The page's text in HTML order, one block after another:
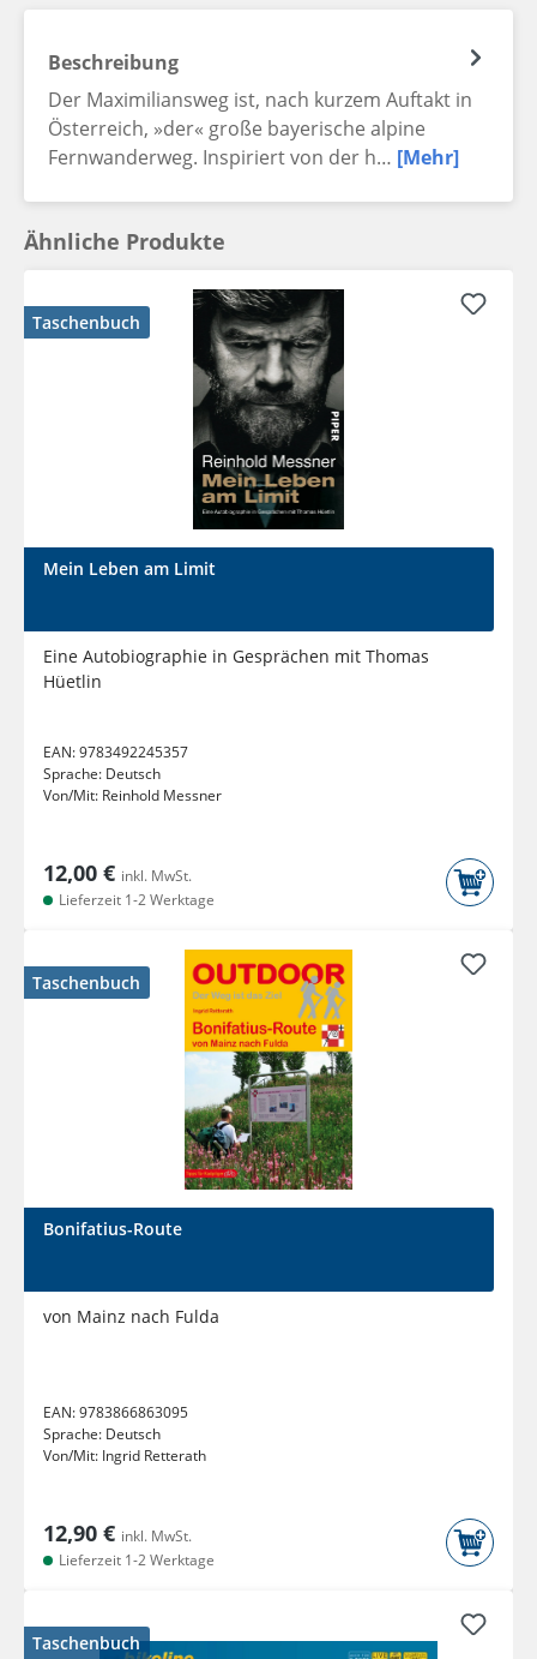
Beschreibung
Der Maximiliansweg ist, nach kurzem Auftakt in
Österreich, »der« große bayerische alpine
Fernwanderweg. Inspiriert von der h… [Mehr]
Ähnliche Produkte
Taschenbuch
Mein Leben am Limit
Eine Autobiographie in Gesprächen mit Thomas
Hüetlin
EAN:9783492245357
Sprache: Deutsch
Von/Mit: Reinhold Messner
12,00 € inkl. MwSt.
Lieferzeit 1-2 Werktage
Taschenbuch
Bonifatius-Route
von Mainz nach Fulda
EAN:9783866863095
Sprache: Deutsch
Von/Mit: Ingrid Retterath
12,90 € inkl. MwSt.
Lieferzeit 1-2 Werktage
Taschenbuch